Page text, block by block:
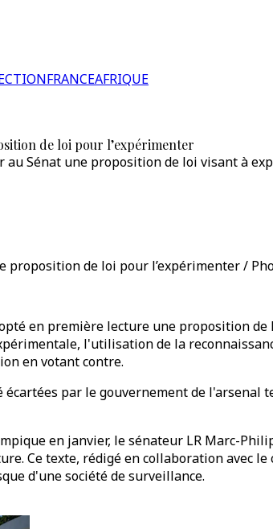
FRANCEAFRIQUE
de loi pour l’expérimenter
au Sénat une proposition de loi visant à
proposition de loi pour l’expérimenter /
en première lecture une proposition
l'utilisation de la
en votant contre.
écartées par le gouvernement de
en janvier, le sénateur LR Marc-
Ce texte, rédigé en collaboration avec
d'une société de surveillance.